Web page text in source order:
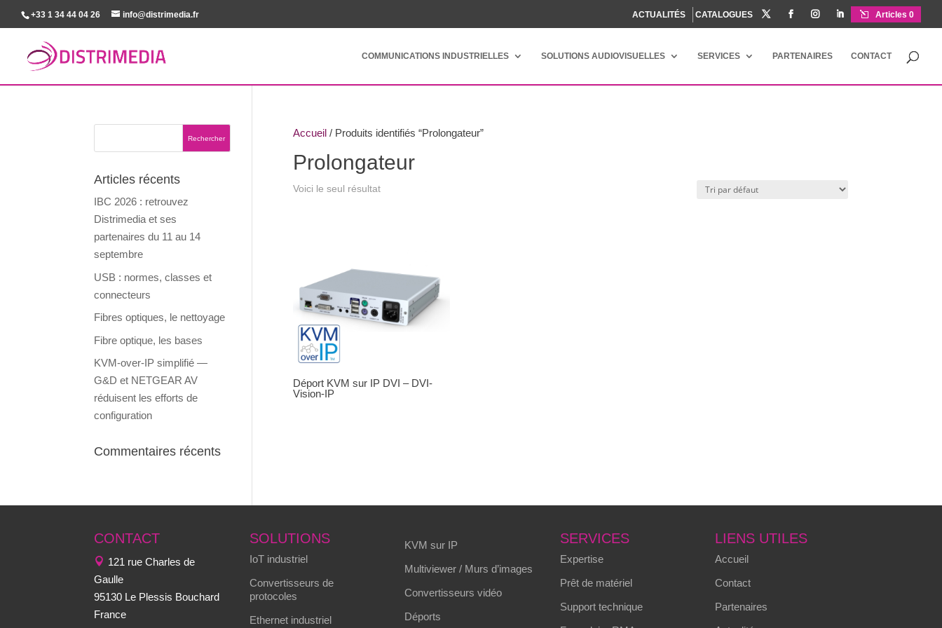
+33 1 34 44 04 26 info@distrimedia.fr ACTUALITÉS CATALOGUES     Articles 0
COMMUNICATIONS INDUSTRIELLES SOLUTIONS AUDIOVISUELLES SERVICES PARTENAIRES CONTACT
Accueil/ Produits identifiés “Prolongateur”
Prolongateur
Voici le seul résultat
Déport KVM sur IP DVI – DVI-
Vision-IP
Articles récents
IBC 2026 : retrouvez
Distrimedia et ses
partenaires du 11 au 14
septembre
USB : normes, classes et
connecteurs
Fibres optiques, le nettoyage
Fibre optique, les bases
KVM-over-IP simplifié —
G&D et NETGEAR AV
réduisent les efforts de
configuration
Commentaires récents
CONTACT
121 rue Charles de
Gaulle
95130 Le Plessis Bouchard
France
SOLUTIONS
IoT industriel
Convertisseurs de
protocoles
Ethernet industriel
KVM sur IP
Multiviewer / Murs d’images
Convertisseurs vidéo
Déports
SERVICES
Expertise
Prêt de matériel
Support technique
LIENS UTILES
Accueil
Contact
Partenaires